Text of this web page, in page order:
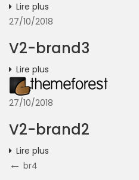
Lire plus
27/10/2018
V2-brand3
Lire plus
27/10/2018
V2-brand2
Lire plus
Navigation
Previous
br4